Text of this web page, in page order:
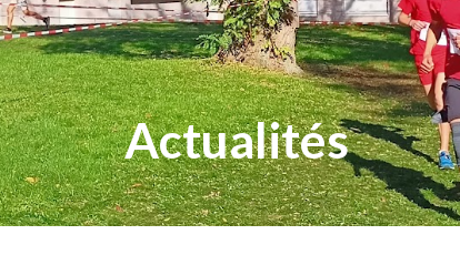
Actualités